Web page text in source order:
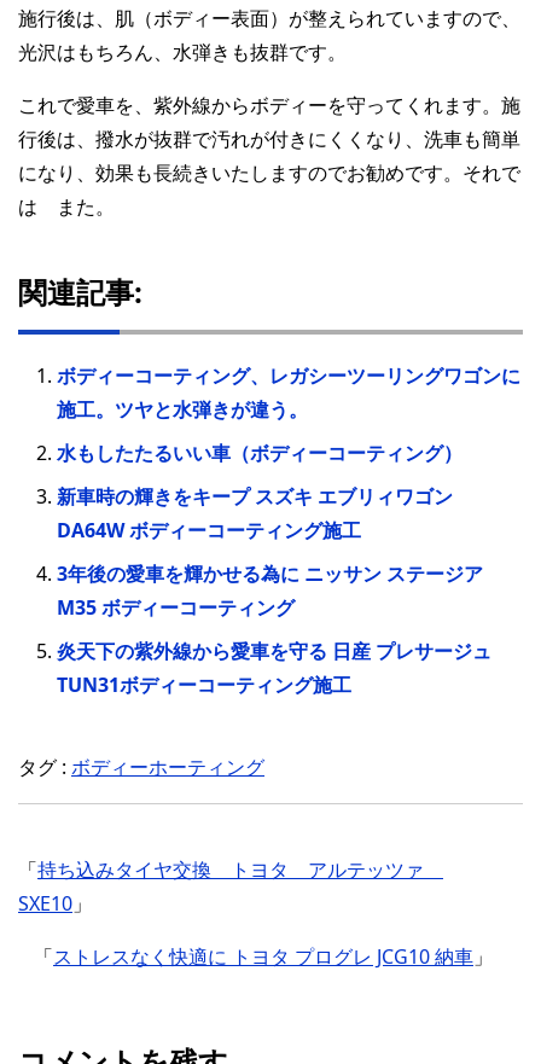
施行後は、肌（ボディー表面）が整えられていますので、
光沢はもちろん、水弾きも抜群です。
これで愛車を、紫外線からボディーを守ってくれます。施
行後は、撥水が抜群で汚れが付きにくくなり、洗車も簡単
になり、効果も長続きいたしますのでお勧めです。それで
は また。
関連記事:
ボディーコーティング、レガシーツーリングワゴンに
施工。ツヤと水弾きが違う。
水もしたたるいい車（ボディーコーティング）
新車時の輝きをキープ スズキ エブリィワゴン
DA64W ボディーコーティング施工
3年後の愛車を輝かせる為に ニッサン ステージア
M35 ボディーコーティング
炎天下の紫外線から愛車を守る 日産 プレサージュ
TUN31ボディーコーティング施工
タグ : ボディーホーティング
「持ち込みタイヤ交換 トヨタ アルテッツァ
SXE10 」
「ストレスなく快適に トヨタ プログレ JCG10 納車 」